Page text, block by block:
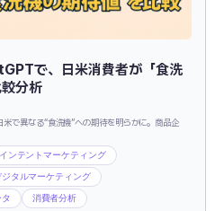
で、日米消費者が「食洗
分析
で異なる“食洗機”への期待を明らかに。商品企
インテントマーケティング
ジタルマーケティング
消費者分析